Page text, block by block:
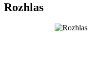
Rozhlas